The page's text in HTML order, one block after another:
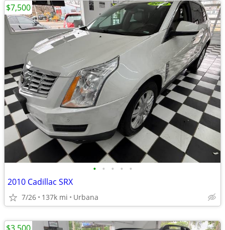
• • • • •
2010 Cadillac SRX
7/26 137k mi Urbana
$7,500